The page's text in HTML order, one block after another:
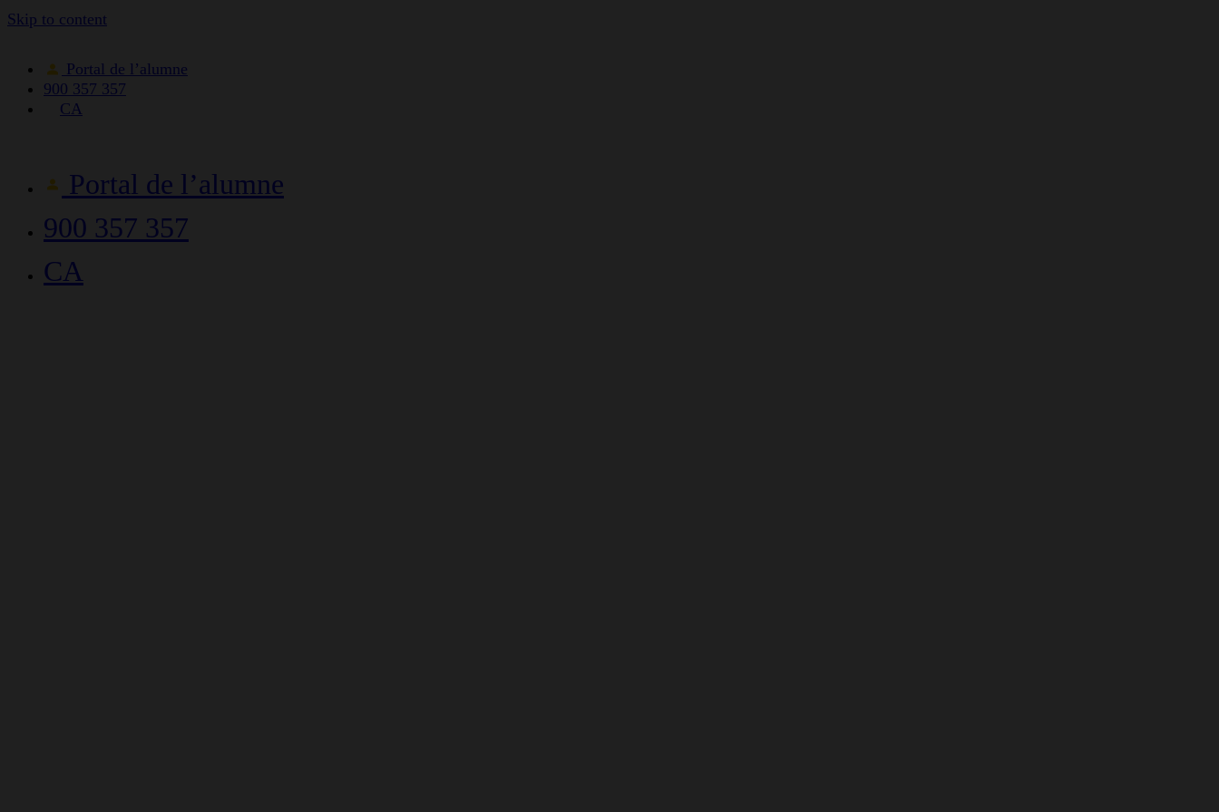
Skip to content
Portal de l’alumne
900 357 357
CA
Portal de l’alumne
900 357 357
CA